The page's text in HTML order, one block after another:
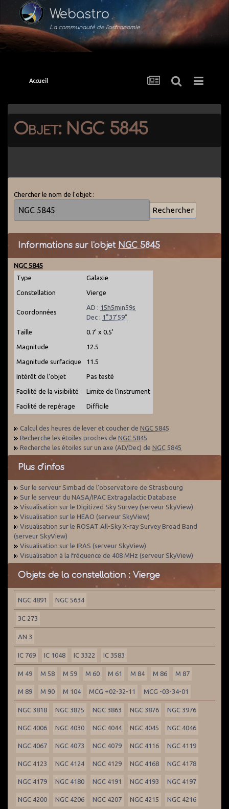
Webastro
La communauté de l'astronomie
Accueil
Objet: NGC 5845
Chercher le nom de l'objet :
Informations sur l'objet NGC 5845
NGC 5845
Type
Galaxie
Constellation Vierge
Coordonnées
AD : 15h5min59s
Dec : 1°37'59"
Taille 0.7' x 0.5'
Magnitude 12.5
Magnitude surfacique 11.5
Intérêt de l'objet Pas testé
Facilité de la visibilité Limite de l'instrument
Facilité de repérage Difficile
Calcul des heures de lever et coucher de NGC 5845
Recherche les étoiles proches de NGC 5845
Recherche les étoiles sur un axe (AD/Dec) de NGC 5845
Plus d'infos
Sur le serveur Simbad de l'observatoire de Strasbourg
Sur le serveur du NASA/IPAC Extragalactic Database
Visualisation sur le Digitized Sky Survey (serveur SkyView)
Visualisation sur le HEAO (serveur SkyView)
Visualisation sur le ROSAT All-Sky X-ray Survey Broad Band
(serveur SkyView)
Visualisation sur le IRAS (serveur SkyView)
Visualisation à la fréquence de 408 MHz (serveur SkyView)
Objets de la constellation : Vierge
NGC 4891 NGC 5634
3C 273
AN 3
IC 769 IC 1048 IC 3322 IC 3583
M 49 M 58 M 59 M 60 M 61 M 84 M 86 M 87
M 89 M 90 M 104 MCG +02-32-11 MCG -03-34-01
NGC 3818 NGC 3825 NGC 3863 NGC 3876 NGC 3976
NGC 4006 NGC 4030 NGC 4044 NGC 4045 NGC 4046
NGC 4067 NGC 4073 NGC 4079 NGC 4116 NGC 4119
NGC 4123 NGC 4124 NGC 4129 NGC 4168 NGC 4178
NGC 4179 NGC 4180 NGC 4191 NGC 4193 NGC 4197
NGC 4200 NGC 4206 NGC 4207 NGC 4215 NGC 4216